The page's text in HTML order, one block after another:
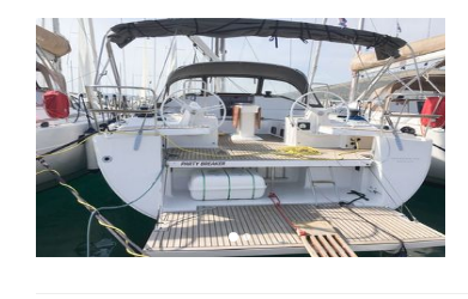
Catamarán Goleta
12